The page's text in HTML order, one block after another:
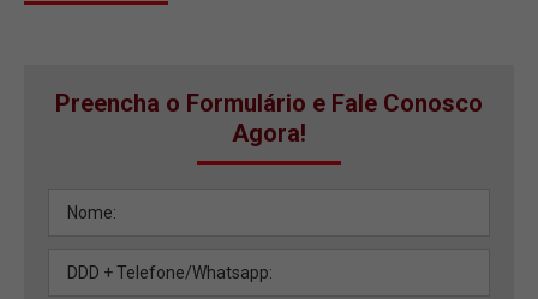
Preencha o Formulário e Fale Conosco
Agora!